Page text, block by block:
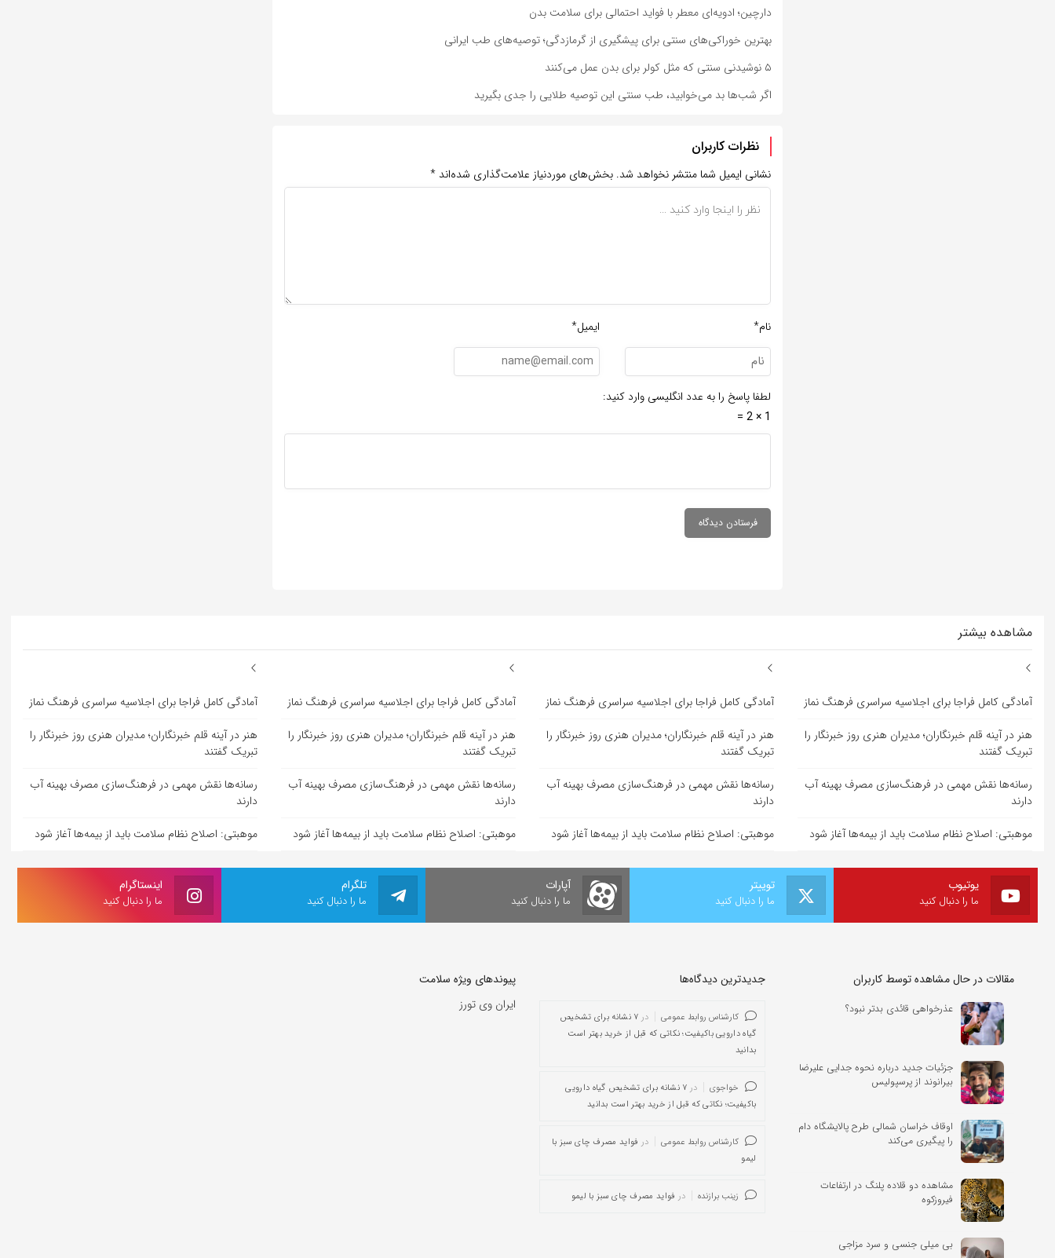
دارچین؛ ادویه‌ای معطر با فواید احتمالی برای سلامت بدن
بهترین خوراکی‌های سنتی برای پیشگیری از گرمازدگی؛ توصیه‌های طب ایرانی
۵ نوشیدنی سنتی که مثل کولر برای بدن عمل می‌کنند
اگر شب‌ها بد می‌خوابید، طب سنتی این توصیه طلایی را جدی بگیرید
نظرات کاربران
نشانی ایمیل شما منتشر نخواهد شد. بخش‌های موردنیاز علامت‌گذاری شده‌اند *
نام* ایمیل*
لطفا پاسخ را به عدد انگلیسی وارد کنید:
1 × 2 =
مشاهده بیشتر
آمادگی کامل فراجا برای اجلاسیه سراسری فرهنگ نماز
هنر در آینه قلم خبرنگاران؛ مدیران هنری روز خبرنگار را
تبریک گفتند
رسانه‌ها نقش مهمی در فرهنگ‌سازی مصرف بهینه آب
دارند
موهبتی: اصلاح نظام سلامت باید از بیمه‌ها آغاز شود
آمادگی کامل فراجا برای اجلاسیه سراسری فرهنگ نماز
هنر در آینه قلم خبرنگاران؛ مدیران هنری روز خبرنگار را
تبریک گفتند
رسانه‌ها نقش مهمی در فرهنگ‌سازی مصرف بهینه آب
دارند
موهبتی: اصلاح نظام سلامت باید از بیمه‌ها آغاز شود
آمادگی کامل فراجا برای اجلاسیه سراسری فرهنگ نماز
هنر در آینه قلم خبرنگاران؛ مدیران هنری روز خبرنگار را
تبریک گفتند
رسانه‌ها نقش مهمی در فرهنگ‌سازی مصرف بهینه آب
دارند
موهبتی: اصلاح نظام سلامت باید از بیمه‌ها آغاز شود
آمادگی کامل فراجا برای اجلاسیه سراسری فرهنگ نماز
هنر در آینه قلم خبرنگاران؛ مدیران هنری روز خبرنگار را
تبریک گفتند
رسانه‌ها نقش مهمی در فرهنگ‌سازی مصرف بهینه آب
دارند
موهبتی: اصلاح نظام سلامت باید از بیمه‌ها آغاز شود
اینستاگرام
ما را دنبال کنید
تلگرام
ما را دنبال کنید
آپارات
ما را دنبال کنید
توییتر
ما را دنبال کنید
یوتیوب
ما را دنبال کنید
مقالات در حال مشاهده توسط کاربران
عذرخواهی قائدی بدتر نبود؟
جزئیات جدید درباره نحوه جدایی علیرضا
بیرانوند از پرسپولیس
اوقاف خراسان شمالی طرح پالایشگاه دام
را پیگیری می‌کند
مشاهده دو قلاده پلنگ در ارتفاعات
فیروزکوه
بی میلی جنسی و سرد مزاجی
جدیدترین دیدگاه‌‌ها
کارشناس روابط عمومی در
۷ نشانه برای تشخیص
گیاه دارویی باکیفیت؛ نکاتی که قبل از خرید بهتر است
بدانید
خواجوی در
۷ نشانه برای تشخیص گیاه دارویی
باکیفیت؛ نکاتی که قبل از خرید بهتر است بدانید
کارشناس روابط عمومی در فواید مصرف چای سبز با
لیمو
زینب برازنده در فواید مصرف چای سبز با لیمو
پیوندهای ویژه سلامت
ایران وی تورز